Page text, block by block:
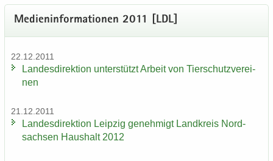
Me­di­en­in­for­ma­tio­nen 2011 [LDL]
22.12.2011
Lan­des­di­rek­ti­on un­ter­stützt Ar­beit von Tier­schutz­ver­ei­
nen
21.12.2011
Lan­des­di­rek­ti­on Leip­zig ge­neh­migt Land­kreis Nord­
sach­sen Haus­halt 2012